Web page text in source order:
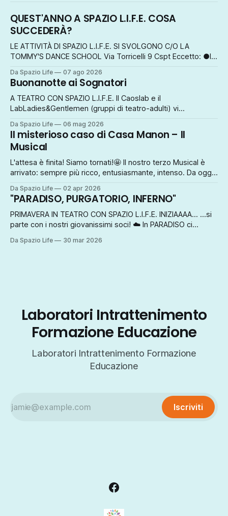
QUEST'ANNO A SPAZIO L.I.F.E. COSA
SUCCEDERÀ?
LE ATTIVITÀ DI SPAZIO L.I.F.E. SI SVOLGONO C/O LA
TOMMY'S DANCE SCHOOL Via Torricelli 9 Cspt Eccetto: ●le
Piazzetta Giovanni XXIII Cspt ●le giornate di formazione
Da Spazio Life 07 ago 2026
Buonanotte ai Sognatori
A TEATRO CON SPAZIO L.I.F.E. Il Caoslab e il
LabLadies&Gentlemen (gruppi di teatro-adulti) vi
MERCOLEDÌ 13 MAGGIO ORE 21 TEATRO PEDAGNA IMOLA
Ingresso ad offerta libera
Da Spazio Life 06 mag 2026
Il misterioso caso di Casa Manon – Il
Musical
L'attesa è finita! Siamo tornati!🤩 Il nostro terzo Musical è
arrivato: sempre più ricco, entusiasmante, intenso. Da oggi
il link: https://oooh.events/.../il-misterioso-caso-di-casa-
manon.../ Chi sarà l'assassino? Tra canzoni meravigliose,
dialoghi
Da Spazio Life 02 apr 2026
"PARADISO, PURGATORIO, INFERNO"
PRIMAVERA IN TEATRO CON SPAZIO L.I.F.E. INIZIAAAA... ...si
parte con i nostri giovanissimi soci! ☁️ In PARADISO ci
genitori+figli con una bellissima sorpresa; 🔥 All'INFERNO ci
Da Spazio Life 30 mar 2026
Laboratori Intrattenimento
Formazione Educazione
Laboratori Intrattenimento Formazione
Educazione
Iscriviti